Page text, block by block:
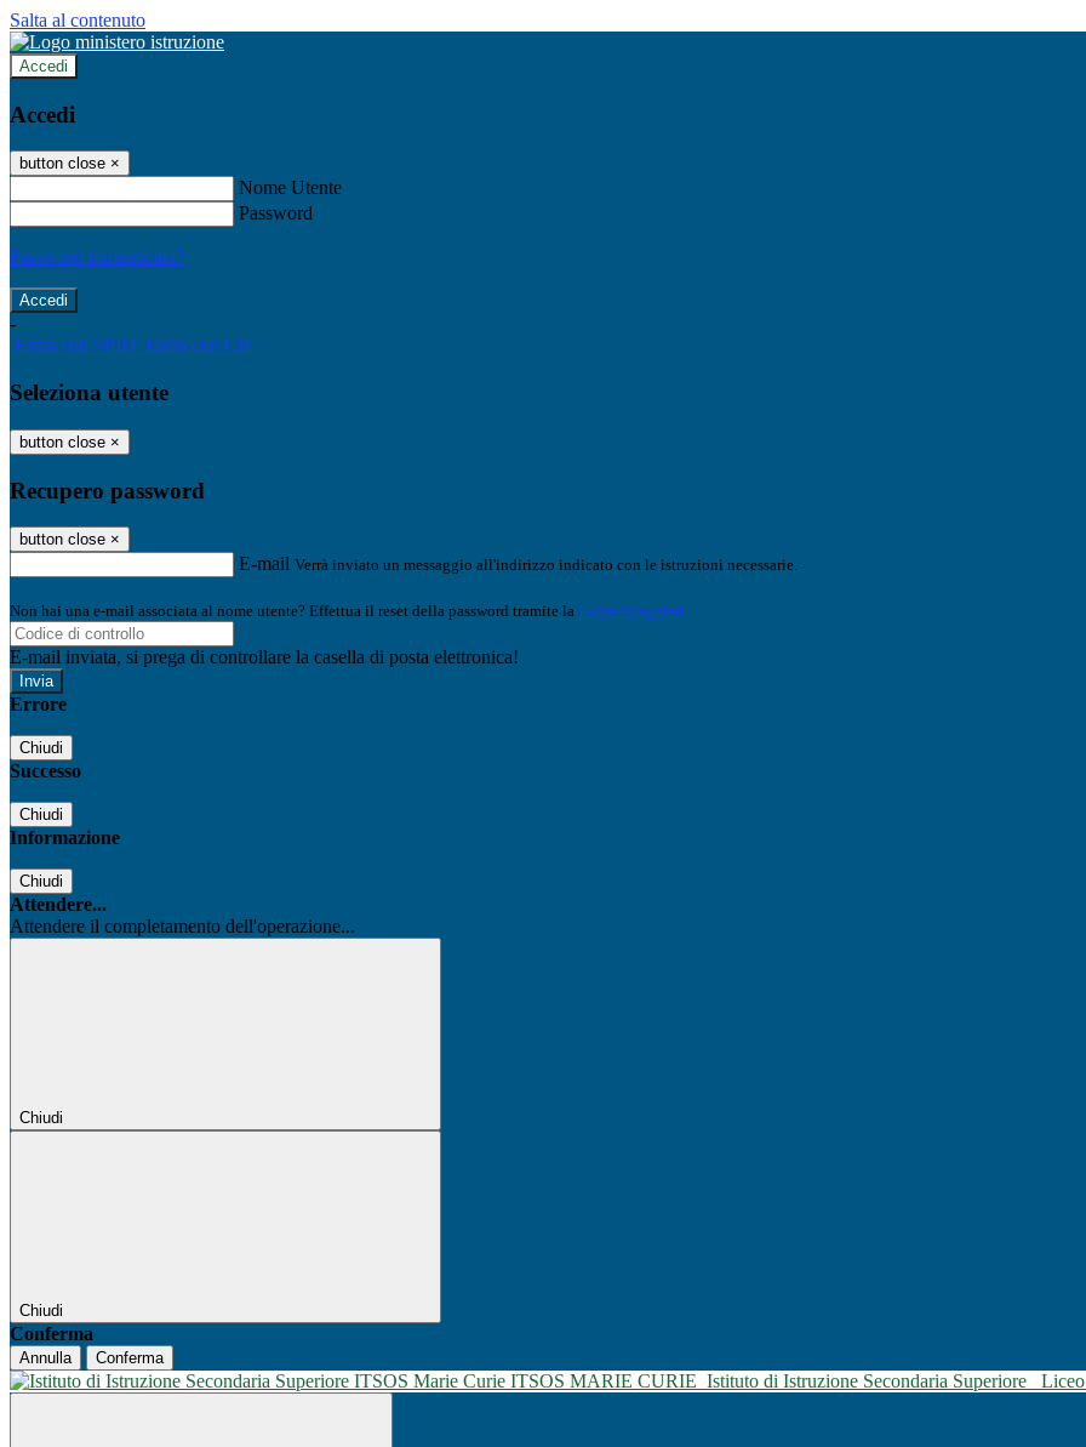
Salta al contenuto
Accedi
Accedi
button close ×
Nome Utente
Password
Password dimenticata?
-
Entra con SPID Entra con CIE
Seleziona utente
button close ×
Recupero password
button close ×
E-mail Verrà inviato un messaggio all'indirizzo indicato con le istruzioni necessarie.
Non hai una e-mail associata al nome utente? Effettua il reset della password tramite la Login Spaggiari
E-mail inviata, si prega di controllare la casella di posta elettronica!
Errore
Chiudi
Successo
Chiudi
Informazione
Chiudi
Attendere...
Attendere il completamento dell'operazione...
Chiudi
Chiudi
Conferma
Annulla Conferma
ITSOS MARIE CURIE Istituto di Istruzione Secondaria Superiore